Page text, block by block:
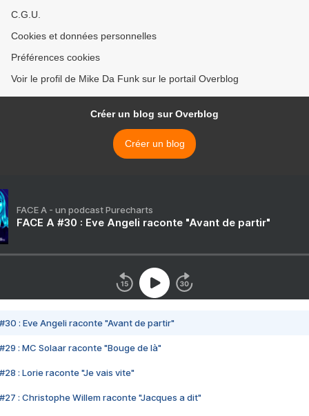
C.G.U.
Cookies et données personnelles
Préférences cookies
Voir le profil de Mike Da Funk sur le portail Overblog
Créer un blog sur Overblog
Créer un blog
FACE A - un podcast Purecharts
FACE A #30 : Eve Angeli raconte "Avant de partir"
#30 : Eve Angeli raconte "Avant de partir"
#29 : MC Solaar raconte "Bouge de là"
#28 : Lorie raconte "Je vais vite"
#27 : Christophe Willem raconte "Jacques a dit"